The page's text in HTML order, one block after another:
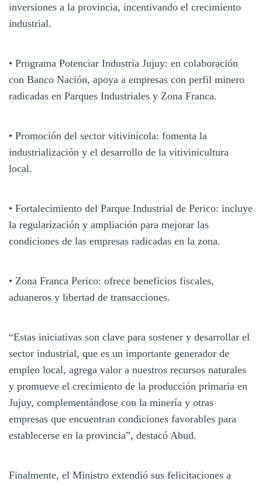
inversiones a la provincia, incentivando el crecimiento
industrial.
• Programa Potenciar Industria Jujuy: en colaboración
con Banco Nación, apoya a empresas con perfil minero
radicadas en Parques Industriales y Zona Franca.
• Promoción del sector vitivinícola: fomenta la
industrialización y el desarrollo de la vitivinicultura
local.
• Fortalecimiento del Parque Industrial de Perico: incluye
la regularización y ampliación para mejorar las
condiciones de las empresas radicadas en la zona.
• Zona Franca Perico: ofrece beneficios fiscales,
aduaneros y libertad de transacciones.
“Estas iniciativas son clave para sostener y desarrollar el
sector industrial, que es un importante generador de
empleo local, agrega valor a nuestros recursos naturales
y promueve el crecimiento de la producción primaria en
Jujuy, complementándose con la minería y otras
empresas que encuentran condiciones favorables para
establecerse en la provincia”, destacó Abud.
Finalmente, el Ministro extendió sus felicitaciones a